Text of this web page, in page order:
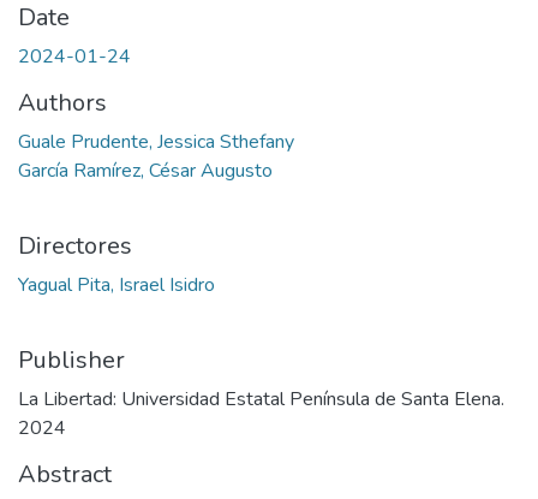
Date
2024-01-24
Authors
Guale Prudente, Jessica Sthefany
García Ramírez, César Augusto
Directores
Yagual Pita, Israel Isidro
Publisher
La Libertad: Universidad Estatal Península de Santa Elena.
2024
Abstract